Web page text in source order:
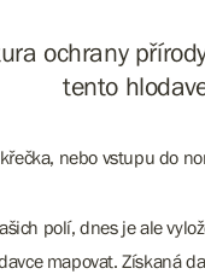
ochrany
tento
nebo vstupu do
polí, dnes je ale
mapovat. Získaná